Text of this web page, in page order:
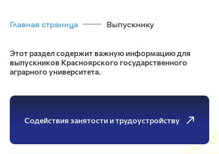
Главная страница Выпускнику
Этот раздел содержит важную информацию для
выпускников Красноярского государственного
аграрного университета.
Содействия занятости и трудоустройству